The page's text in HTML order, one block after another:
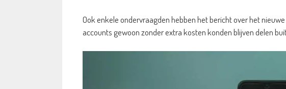
Ook enkele ondervraagden hebben het bericht over het
accounts gewoon zonder extra kosten konden blijven delen